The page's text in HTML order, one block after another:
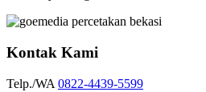
Kontak Kami
Telp./WA 0822-4439-5599